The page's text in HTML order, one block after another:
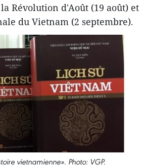
Révolution d'Août (19 août) et
du Vietnam (2 septembre).
vietnamienne». Photo: VGP.